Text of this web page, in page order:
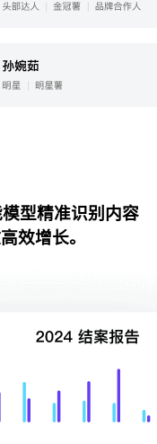
型精准识别内容
效增长。